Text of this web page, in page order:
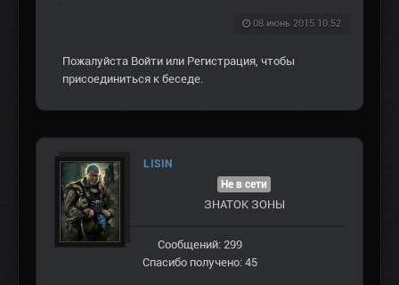
08 июнь 2015 10:52
Пожалуйста Войти или Регистрация, чтобы
присоединиться к беседе.
LISIN
Не в сети
ЗНАТОК ЗОНЫ
Сообщений: 299
Спасибо получено: 45